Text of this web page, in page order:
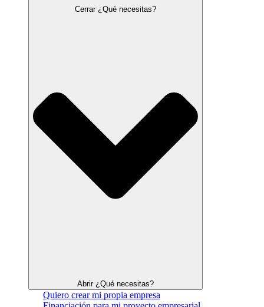
Cerrar ¿Qué necesitas?
Abrir ¿Qué necesitas?
Quiero crear mi propia empresa